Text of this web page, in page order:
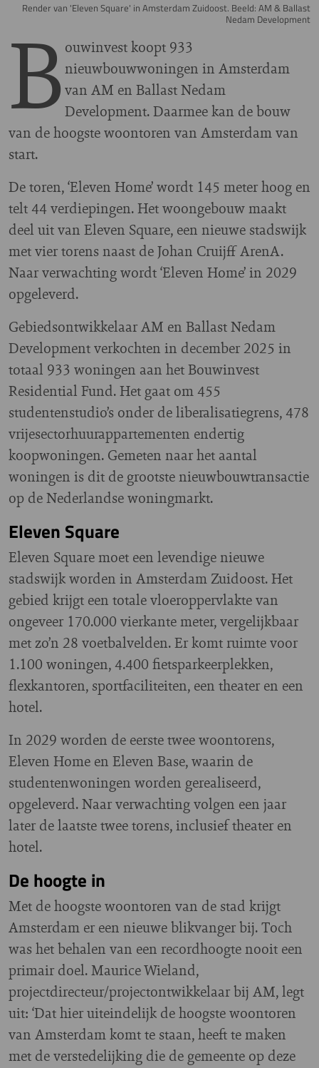
Render van 'Eleven Square' in Amsterdam Zuidoost. Beeld: AM & Ballast
Nedam Development
B ouwinvest koopt 933
nieuwbouwwoningen in Amsterdam
van AM en Ballast Nedam
Development. Daarmee kan de bouw
van de hoogste woontoren van Amsterdam van
start.
De toren, ‘Eleven Home’ wordt 145 meter hoog en
telt 44 verdiepingen. Het woongebouw maakt
deel uit van Eleven Square, een nieuwe stadswijk
met vier torens naast de Johan Cruijff ArenA.
Naar verwachting wordt ‘Eleven Home’ in 2029
opgeleverd.
Gebiedsontwikkelaar AM en Ballast Nedam
Development verkochten in december 2025 in
totaal 933 woningen aan het Bouwinvest
Residential Fund. Het gaat om 455
studentenstudio’s onder de liberalisatiegrens, 478
vrijesectorhuurappartementen endertig
koopwoningen. Gemeten naar het aantal
woningen is dit de grootste nieuwbouwtransactie
op de Nederlandse woningmarkt.
Eleven Square
Eleven Square moet een levendige nieuwe
stadswijk worden in Amsterdam Zuidoost. Het
gebied krijgt een totale vloeroppervlakte van
ongeveer 170.000 vierkante meter, vergelijkbaar
met zo’n 28 voetbalvelden. Er komt ruimte voor
1.100 woningen, 4.400 fietsparkeerplekken,
flexkantoren, sportfaciliteiten, een theater en een
hotel.
In 2029 worden de eerste twee woontorens,
Eleven Home en Eleven Base, waarin de
studentenwoningen worden gerealiseerd,
opgeleverd. Naar verwachting volgen een jaar
later de laatste twee torens, inclusief theater en
hotel.
De hoogte in
Met de hoogste woontoren van de stad krijgt
Amsterdam er een nieuwe blikvanger bij. Toch
was het behalen van een recordhoogte nooit een
primair doel. Maurice Wieland,
projectdirecteur/projectontwikkelaar bij AM, legt
uit: ‘Dat hier uiteindelijk de hoogste woontoren
van Amsterdam komt te staan, heeft te maken
met de verstedelijking die de gemeente op deze